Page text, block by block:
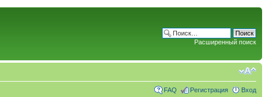
Расширенный поиск
FAQ Регистрация Вход